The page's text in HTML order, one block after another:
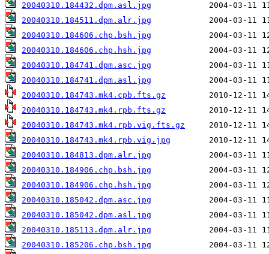
20040310.184432.dpm.asl.jpg
20040310.184511.dpm.alr.jpg
20040310.184606.chp.bsh.jpg
20040310.184606.chp.hsh.jpg
20040310.184741.dpm.asc.jpg
20040310.184741.dpm.asl.jpg
20040310.184743.mk4.cpb.fts.gz
20040310.184743.mk4.rpb.fts.gz
20040310.184743.mk4.rpb.vig.fts.gz
20040310.184743.mk4.rpb.vig.jpg
20040310.184813.dpm.alr.jpg
20040310.184906.chp.bsh.jpg
20040310.184906.chp.hsh.jpg
20040310.185042.dpm.asc.jpg
20040310.185042.dpm.asl.jpg
20040310.185113.dpm.alr.jpg
20040310.185206.chp.bsh.jpg